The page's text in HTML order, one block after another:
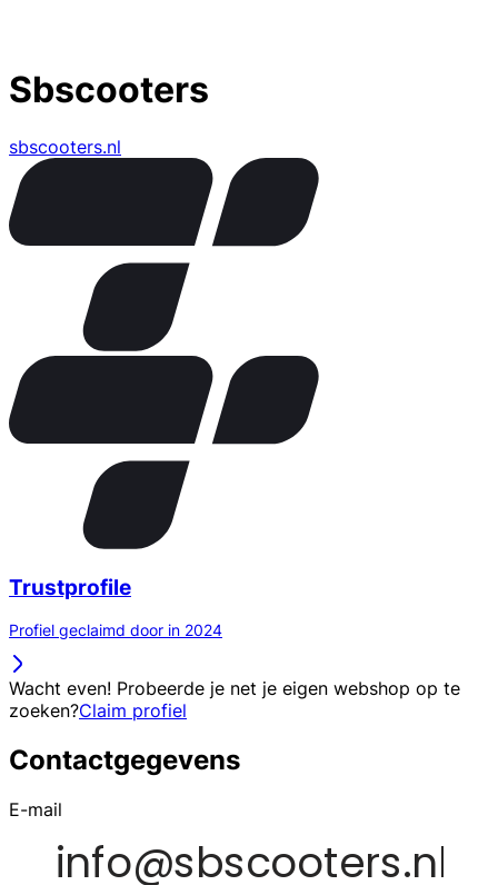
Sbscooters
sbscooters.nl
Trustprofile
Profiel geclaimd door in 2024
Wacht even! Probeerde je net je eigen webshop op te
zoeken?Claim profiel
Contactgegevens
E-mail